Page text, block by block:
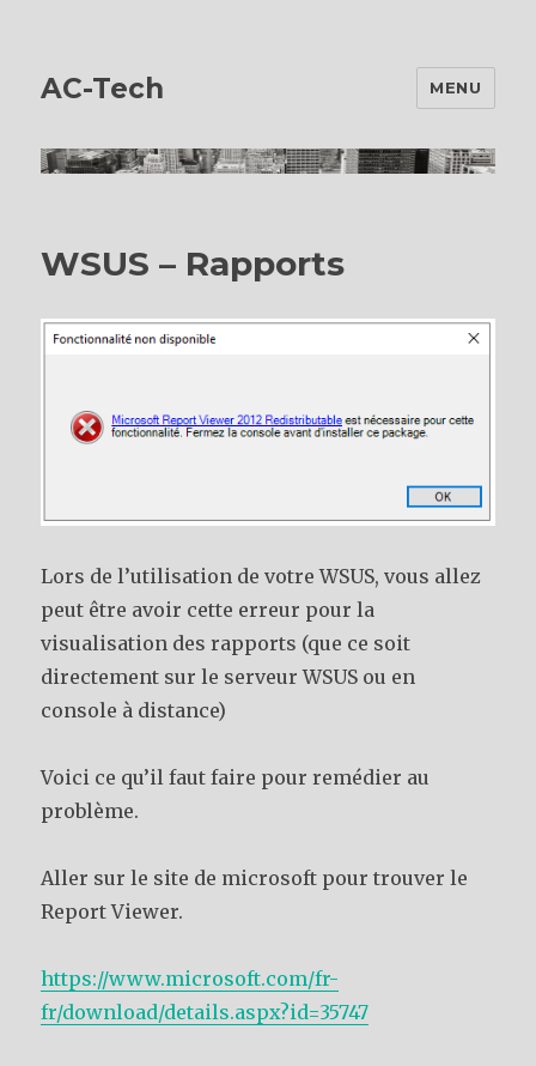
AC-Tech MENU
WSUS – Rapports
Lors de l’utilisation de votre WSUS, vous allez
peut être avoir cette erreur pour la
visualisation des rapports (que ce soit
directement sur le serveur WSUS ou en
console à distance)
Voici ce qu’il faut faire pour remédier au
problème.
Aller sur le site de microsoft pour trouver le
Report Viewer.
https://www.microsoft.com/fr-
fr/download/details.aspx?id=35747